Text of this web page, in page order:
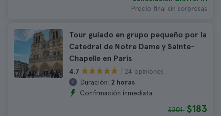
Precio final sin sorpresas
Tour guiado en grupo pequeño por la
Catedral de Notre Dame y Sainte-
Chapelle en París
4.7
24 opiniones
Duración: 2 horas
Confirmación inmediata
$201 $183